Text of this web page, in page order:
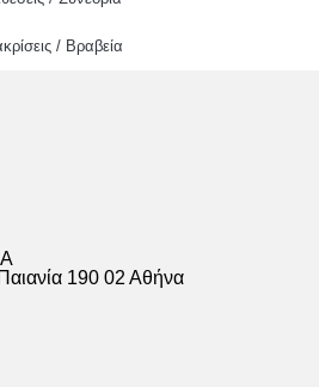
/ Βραβεία
190 02 Αθήνα